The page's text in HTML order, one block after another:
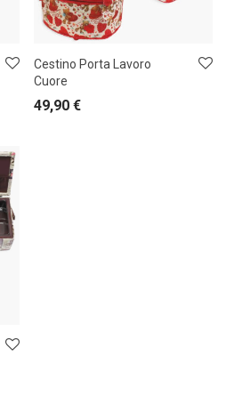
Cestino Porta Lavoro
Cuore
49,90 €